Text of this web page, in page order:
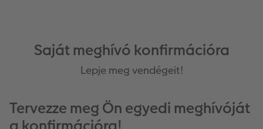
Saját meghívó konfirmációra
Lepje meg vendégeit!
Tervezze meg Ön egyedi meghívóját